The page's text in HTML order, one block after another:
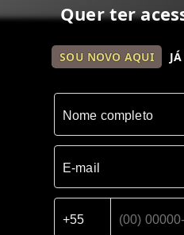
Quer ter
SOU NOVO AQUI